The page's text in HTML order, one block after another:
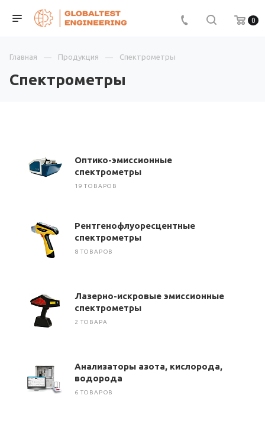
0
Главная Продукция Спектрометры
Спектрометры
Оптико-эмиссионные
спектрометры
19 ТОВАРОВ
Рентгенофлуоресцентные
спектрометры
8 ТОВАРОВ
Лазерно-искровые эмиссионные
спектрометры
2 ТОВАРА
Анализаторы азота, кислорода,
водорода
6 ТОВАРОВ